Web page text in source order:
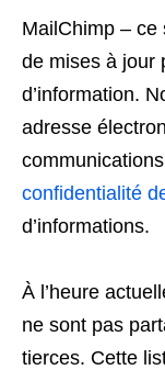
MailChimp – ce
de mises à jour
d’information.
adresse
confidentialité
d’informations.
À l’heure
ne sont pas
tierces. Cette